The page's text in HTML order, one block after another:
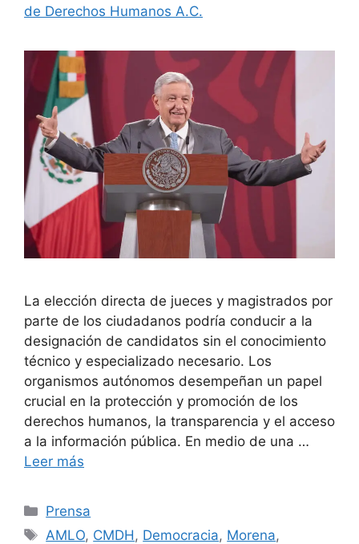
de Derechos Humanos A.C.
La elección directa de jueces y magistrados por
parte de los ciudadanos podría conducir a la
designación de candidatos sin el conocimiento
técnico y especializado necesario. Los
organismos autónomos desempeñan un papel
crucial en la protección y promoción de los
derechos humanos, la transparencia y el acceso
a la información pública. En medio de una …
Leer más
Prensa
AMLO, CMDH , Democracia, Morena,